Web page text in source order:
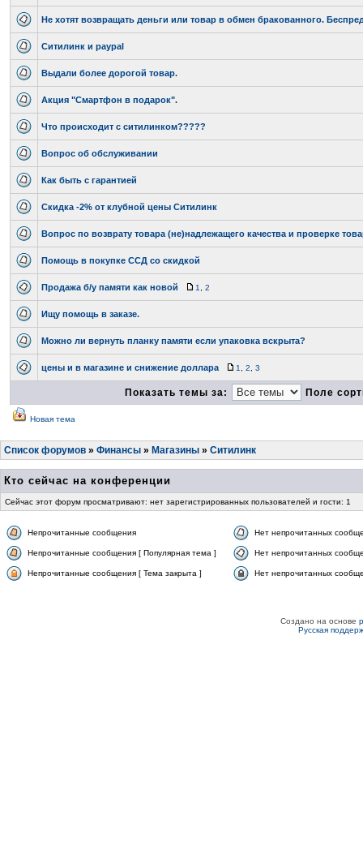
Не хотят возвращать деньги или товар в обмен бракованного.
Ситилинк и paypal
Выдали более дорогой товар.
Акция "Смартфон в подарок".
Что происходит с ситилинком?????
Вопрос об обслуживании
Как быть с гарантией
Скидка -2% от клубной цены Ситилинк
Вопрос по возврату товара (не)надлежащего качества и проверке
Помощь в покупке ССД со скидкой
Продажа б/у памяти как новой 1 2
Ищу помощь в заказе.
Можно ли вернуть планку памяти если упаковка вскрыта?
цены и в магазине и снижение доллара 1 2 3
Показать темы за: Поле
Новая тема
Список форумов » Финансы » Магазины » Ситилинк
Кто сейчас на конференции
Сейчас этот форум просматривают: нет зарегистрированных пользователей и гости: 1
Непрочитанные сообщения Нет непрочитанных
Непрочитанные сообщения [ Популярная тема ] Нет непрочитанных
Непрочитанные сообщения [ Тема закрыта ] Нет непрочитанных
Создано на основе
Русская